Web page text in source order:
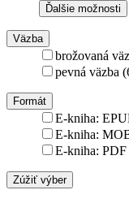
Ďalšie možnosti
Väzba
brožovaná
pevná väzba
Formát
E-kniha:
E-kniha:
E-kniha:
Zúžiť výber